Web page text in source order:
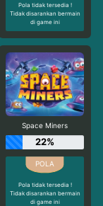
Pola tidak tersedia !
Tidak disarankan bermain
di game ini
Space Miners
22%
Pola tidak tersedia !
Tidak disarankan bermain
di game ini